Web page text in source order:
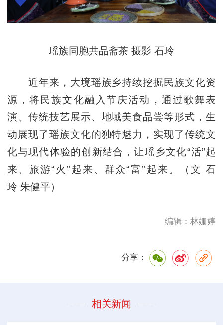
瑶族同胞共品斋茶 摄影 石玲
近年来，大境瑶族乡持续挖掘民族文化资
源，将民族文化融入节庆活动，通过歌舞表
演、传统技艺展示、地域美食品尝等形式，生
动展现了瑶族文化的独特魅力，实现了传统文
化与现代体验的创新结合，让瑶乡文化“活”起
来、旅游“火”起来、群众“富”起来。（文 石
玲 朱健平）
编辑：林姗婷
分享：
相关新闻